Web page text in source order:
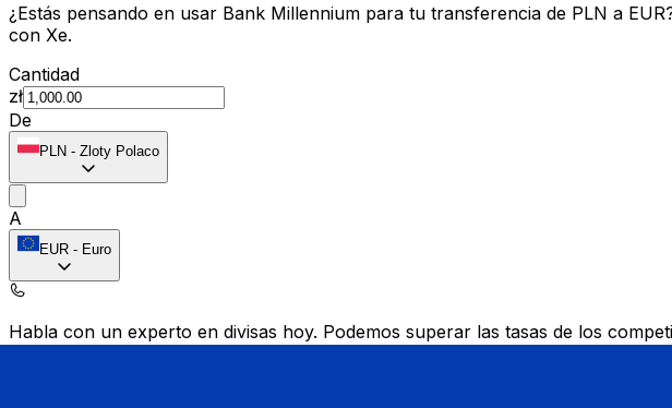
¿Estás pensando en usar Bank Millennium para tu transferencia de PLN a
con Xe.
Cantidad
zł
De
PLN - Zloty Polaco
A
EUR - Euro
Habla con un experto en divisas hoy. Podemos superar las tasas de los